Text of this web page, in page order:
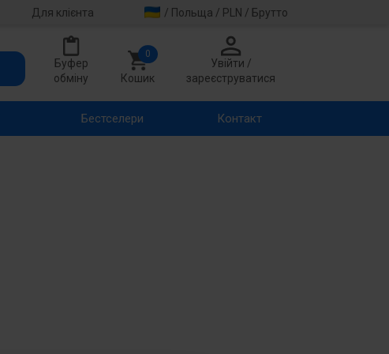
Для клієнта / Польща / PLN / Брутто
Буфер
обміну
Кошик
0
Увійти /
зареєструватися
Бестселери Контакт